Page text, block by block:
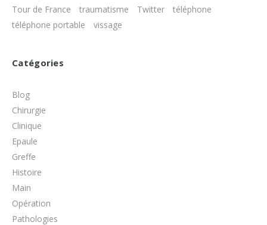
Tour de France
traumatisme Twitter
téléphone
téléphone portable
vissage
Catégories
Blog
Chirurgie
Clinique
Epaule
Greffe
Histoire
Main
Opération
Pathologies